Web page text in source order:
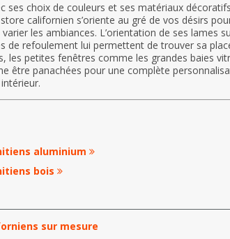
ses choix de couleurs et ses matériaux
californien s’oriente au gré de vos désirs
les ambiances. L’orientation de ses lames
de refoulement lui permettent de trouver sa
les petites fenêtres comme les grandes baies
être panachées pour une complète
aluminium
bois
sur mesure